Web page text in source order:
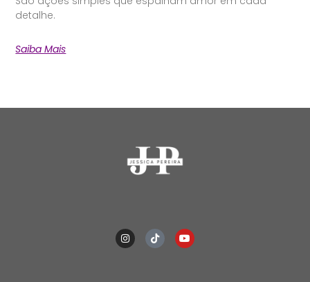
detalhe.
Saiba Mais